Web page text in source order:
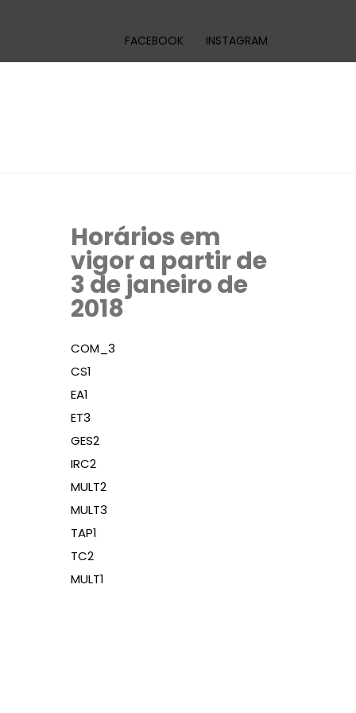
FACEBOOK INSTAGRAM
Horários em
vigor a partir de
3 de janeiro de
2018
COM_3
CS1
EA1
ET3
GES2
IRC2
MULT2
MULT3
TAP1
TC2
MULT1